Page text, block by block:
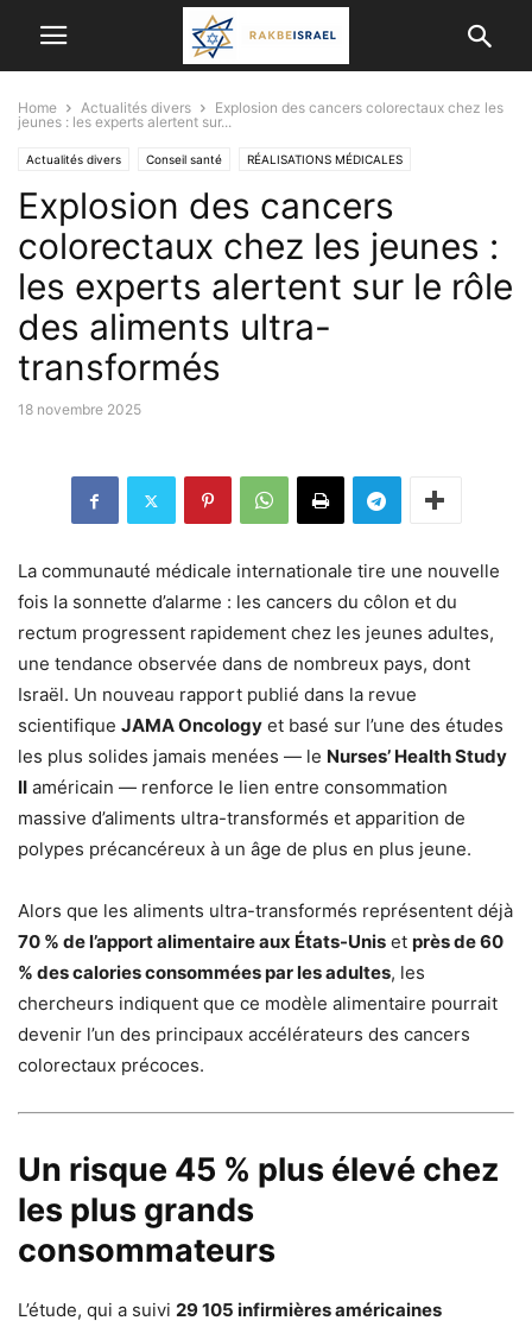
Home Actualités divers
Explosion des cancers colorectaux chez les
jeunes : les experts alertent sur...
Actualités divers Conseil santé RÉALISATIONS MÉDICALES
Explosion des cancers
colorectaux chez les jeunes :
les experts alertent sur le rôle
des aliments ultra-
transformés
18 novembre 2025
La communauté médicale internationale tire une nouvelle
fois la sonnette d’alarme : les cancers du côlon et du
rectum progressent rapidement chez les jeunes adultes,
une tendance observée dans de nombreux pays, dont
Israël. Un nouveau rapport publié dans la revue
scientifique JAMA Oncology et basé sur l’une des études
les plus solides jamais menées — le Nurses’ Health Study
II américain — renforce le lien entre consommation
massive d’aliments ultra-transformés et apparition de
polypes précancéreux à un âge de plus en plus jeune.
Alors que les aliments ultra-transformés représentent déjà
70 % de l’apport alimentaire aux États-Unis et près de 60
% des calories consommées par les adultes, les
chercheurs indiquent que ce modèle alimentaire pourrait
devenir l’un des principaux accélérateurs des cancers
colorectaux précoces.
Un risque 45 % plus élevé chez
les plus grands
consommateurs
L’étude, qui a suivi 29 105 infirmières américaines